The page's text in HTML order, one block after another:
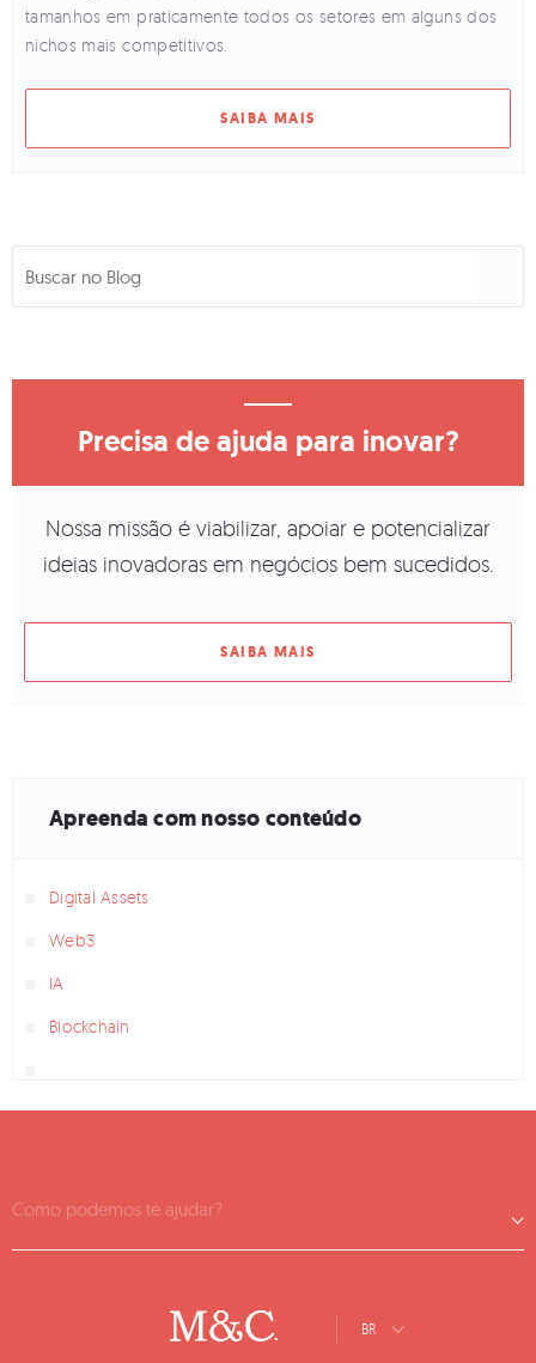
tamanhos em praticamente todos os setores em alguns dos
nichos mais competitivos.
SAIBA MAIS
Precisa de ajuda para inovar?
Nossa missão é viabilizar, apoiar e potencializar
ideias inovadoras em negócios bem sucedidos.
SAIBA MAIS
Apreenda com nosso conteúdo
Digital Assets
Web3
IA
Blockchain
Como podemos te ajudar?
BR